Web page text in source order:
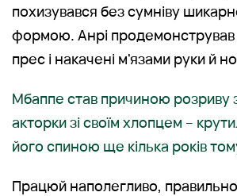
похизувався без сумніву
формою. Анрі
прес і накачені м'язами руки й
Мбаппе став причиною розриву
акторки зі своїм хлопцем –
його спиною ще кілька років
Працюй наполегливо,